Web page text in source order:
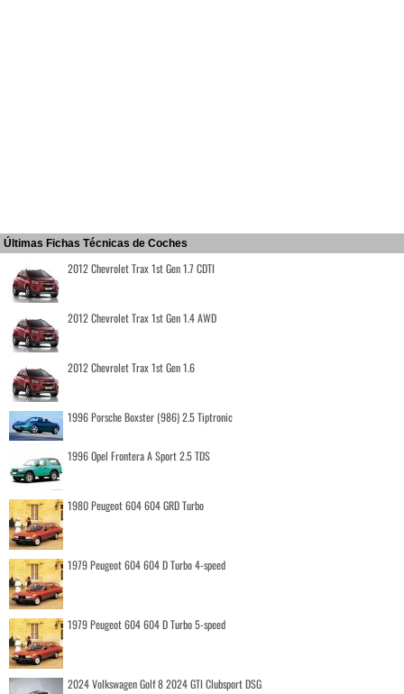
Últimas Fichas Técnicas de Coches
2012 Chevrolet Trax 1st Gen 1.7 CDTI
2012 Chevrolet Trax 1st Gen 1.4 AWD
2012 Chevrolet Trax 1st Gen 1.6
1996 Porsche Boxster (986) 2.5 Tiptronic
1996 Opel Frontera A Sport 2.5 TDS
1980 Peugeot 604 604 GRD Turbo
1979 Peugeot 604 604 D Turbo 4-speed
1979 Peugeot 604 604 D Turbo 5-speed
2024 Volkswagen Golf 8 2024 GTI Clubsport DSG